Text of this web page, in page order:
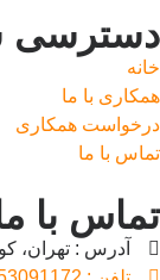
دسترسی
خانه
همکاری با ما
درخواست همکاری
تماس با ما
تماس با
آدرس : تهران،